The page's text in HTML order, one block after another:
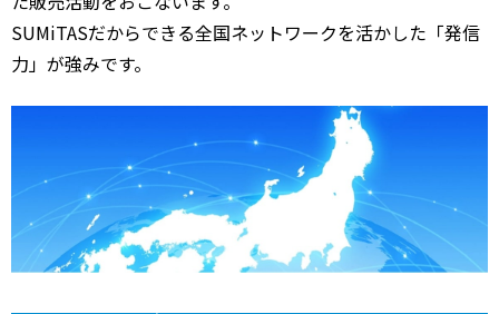
SUMiTASだからできる全国ネットワークを活かした「発信
力」が強みです。